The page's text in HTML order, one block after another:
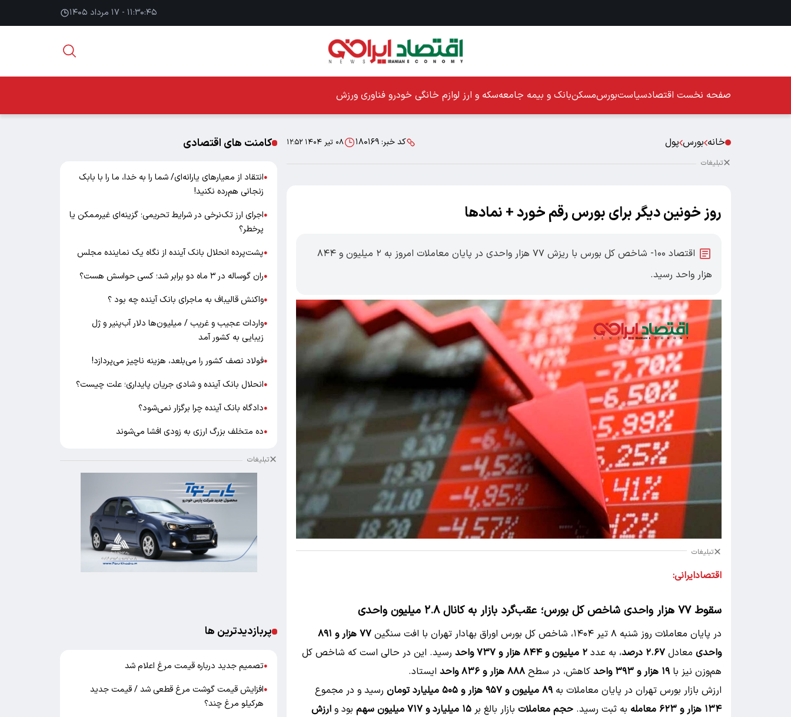
۱۱:۳۰:۴۶ - ۱۷ مرداد ۱۴۰۵
صفحه نخست اقتصادسیاستبورسمسکنبانک و بیمه جامعهسکه و ارز لوازم خانگی خودرو فناوری ورزش
خانه بورس پول کد خبر: ۱۸۰۱۶۹ ۰۸ تیر ۱۴۰۴ ۱۲:۵۲
تبلیغات
روز خونین دیگر برای بورس رقم خورد + نمادها
اقتصاد ۱۰۰- شاخص کل بورس با ریزش ۷۷ هزار واحدی در پایان معاملات امروز به ۲ میلیون و ۸۴۴
هزار واحد رسید.
تبلیغات
اقتصادایرانی:
سقوط ۷۷ هزار واحدی شاخص کل بورس؛ عقب‌گرد بازار به کانال ۲.۸ میلیون واحدی
در پایان معاملات روز شنبه ۸ تیر ۱۴۰۴، شاخص کل بورس اوراق بهادار تهران با افت سنگین
۷۷ هزار و ۸۹۱
واحدی معادل ۲.۶۷ درصد ، به عدد ۲ میلیون و ۸۴۴ هزار و ۷۳۷ واحد
رسید. این در حالی است که شاخص کل
هم‌وزن نیز با ۱۹ هزار و ۳۹۳ واحد کاهش، در سطح ۸۸۸ هزار و ۸۳۶ واحد
ایستاد.
ارزش بازار بورس تهران در پایان معاملات به ۸۹ میلیون و ۹۵۷ هزار و ۵۰۵ میلیارد تومان
رسید و در مجموع
۱۳۴ هزار و ۶۲۳ معامله
به ثبت رسید. حجم معاملات بازار بالغ بر ۱۵ میلیارد و ۷۱۷ میلیون سهم بود و ارزش
کامنت های اقتصادی
●انتقاد از معیارهای یارانه‌ای/ شما را به خدا، ما را با بابک
زنجانی هم‌رده نکنید!
●اجرای ارز تک‌نرخی در شرایط تحریمی؛ گزینه‌ای غیرممکن یا
پرخطر؟
●پشت‌پرده انحلال بانک آینده از نگاه یک نماینده مجلس
●ران گوساله در ۳ ماه دو برابر شد؛ کسی حواسش هست؟
●واکنش قالیباف به ماجرای بانک آینده چه بود ؟
●واردات عجیب و غریب / میلیون‌ها دلار آب‌پنیر و ژل
زیبایی به کشور آمد
●فولاد نصف کشور را می‌بلعد، هزینه ناچیز می‌پردازد!
●انحلال بانک آینده و شادی جریان پایداری؛ علت چیست؟
●دادگاه بانک آینده چرا برگزار نمی‌شود؟
●ده متخلف بزرگ ارزی به زودی افشا می‌شوند
تبلیغات
پربازدیدترین ها
●تصمیم جدید درباره قیمت مرغ اعلام شد
●افزایش قیمت گوشت مرغ قطعی شد / قیمت جدید
هرکیلو مرغ چند؟